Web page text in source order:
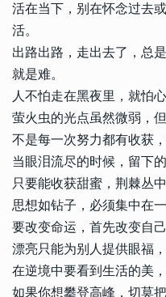
活在当下，别在怀念过去
活。
出路出路，走出去了，总
就是难。
人不怕走在黑夜里，就怕
萤火虫的光点虽然微弱，
不是每一次努力都有收获
当眼泪流尽的时候，留下
只要能收获甜蜜，荆棘丛
思想如钻子，必须集中在
要改变命运，首先改变自己
漂亮只能为别人提供眼福
在逆境中要看到生活的美
如果你想攀登高峰，切莫